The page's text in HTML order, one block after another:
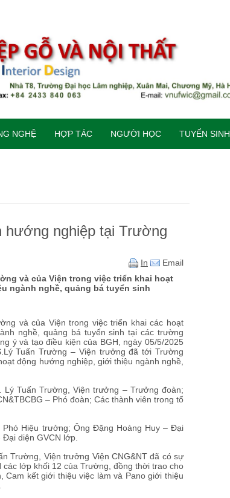
NGHỆ HỢP TÁC NGƯỜI HỌC TUYỂN SINH
hướng nghiệp tại Trường
In
Email
và của Viện trong việc triển khai hoạt
ngành nghề, quảng bá tuyển sinh
và của Viện trong việc triển khai các hoạt
nghề, quảng bá tuyển sinh tại các trường
ý và tạo điều kiện của BGH, ngày 05/5/2025
Tuấn Trường – Viện trưởng đã tới Trường
động hướng nghiệp, giới thiệu ngành nghề,
Tuấn Trường, Viện trưởng – Trưởng đoàn;
– Phó đoàn; Các thành viên trong tổ
Hiệu trưởng; Ông Đặng Hoàng Huy – Đại
diện GVCN lớp.
Trường, Viện trưởng Viện CNG&NT đã có sự
lớp khối 12 của Trường, đồng thời trao cho
kết giới thiệu việc làm và Pano giới thiệu